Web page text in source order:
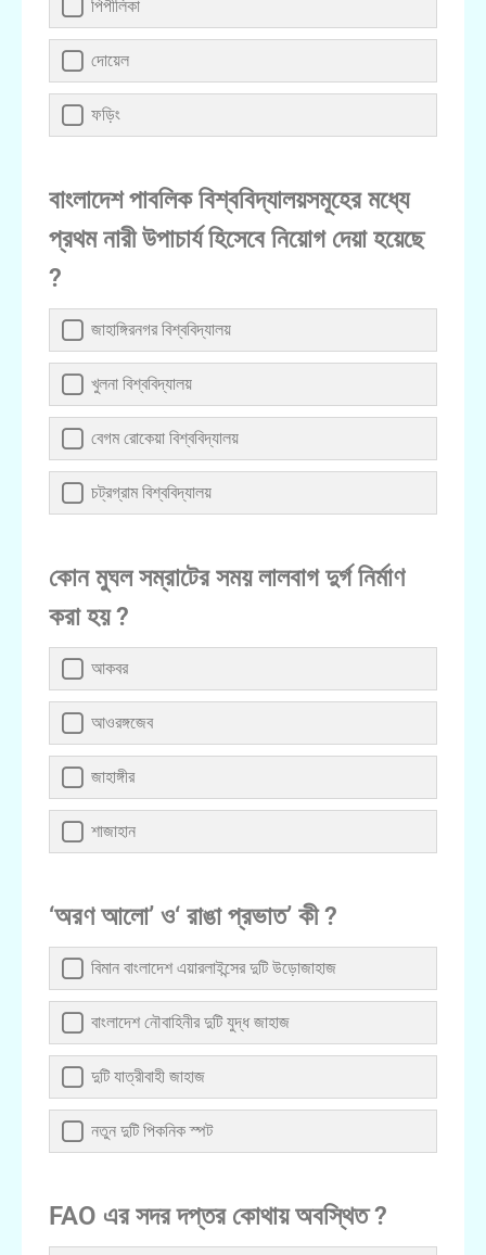
পিপীলিকা
দোয়েল
ফড়িং
বাংলাদেশ পাবলিক বিশ্ববিদ্যালয়সমূহের মধ্যে
প্রথম নারী উপাচার্য হিসেবে নিয়োগ দেয়া হয়েছে
?
জাহাঙ্গিরনগর বিশ্ববিদ্যালয়
খুলনা বিশ্ববিদ্যালয়
বেগম রোকেয়া বিশ্ববিদ্যালয়
চট্রগ্রাম বিশ্ববিদ্যালয়
কোন মুঘল সম্রাটের সময় লালবাগ দুর্গ নির্মাণ
করা হয় ?
আকবর
আওরঙ্গজেব
জাহাঙ্গীর
শাজাহান
‘অরণ আলো’ ও‘ রাঙা প্রভাত’ কী ?
বিমান বাংলাদেশ এয়ারলাইন্সের দুটি উড়োজাহাজ
বাংলাদেশ নৌবাহিনীর দুটি যুদ্ধ জাহাজ
দুটি যাত্রীবাহী জাহাজ
নতুন দুটি পিকনিক স্পট
FAO এর সদর দপ্তর কোথায় অবস্থিত ?